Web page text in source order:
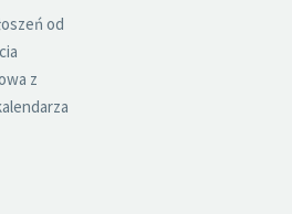
od
z